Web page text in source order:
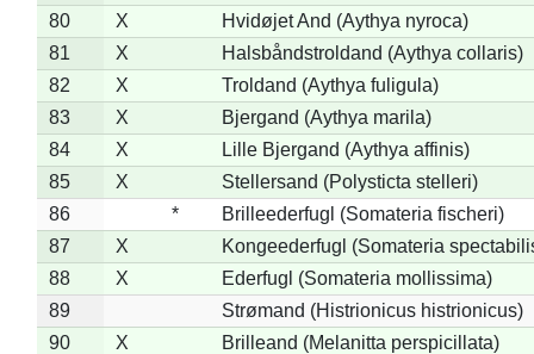
80
X
Hvidøjet And (Aythya nyroca)
81
X
Halsbåndstroldand (Aythya collaris)
82
X
Troldand (Aythya fuligula)
83
X
Bjergand (Aythya marila)
84
X
Lille Bjergand (Aythya affinis)
85
X
Stellersand (Polysticta stelleri)
86
*
Brilleederfugl (Somateria fischeri)
87
X
Kongeederfugl (Somateria
88
X
Ederfugl (Somateria mollissima)
89
Strømand (Histrionicus histrionicus)
90
X
Brilleand (Melanitta perspicillata)